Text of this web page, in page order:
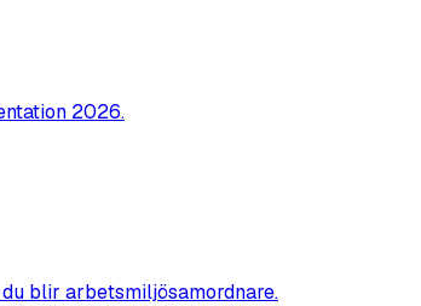
2026.
blir arbetsmiljösamordnare.